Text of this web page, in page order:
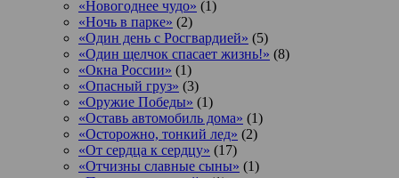
«Новогоднее чудо» (1)
«Ночь в парке» (2)
«Один день с Росгвардией» (5)
«Один щелчок спасает жизнь!» (8)
«Окна России» (1)
«Опасный груз» (3)
«Оружие Победы» (1)
«Оставь автомобиль дома» (1)
«Осторожно, тонкий лед» (2)
«От сердца к сердцу» (17)
«Отчизны славные сыны» (1)